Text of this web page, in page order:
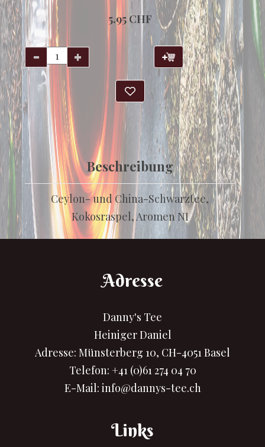
5.95 CHF
Beschreibung
Ceylon- und China-Schwarztee,
Kokosraspel, Aromen NI
Adresse
Danny's Tee
Heiniger Daniel
Adresse: Münsterberg 10, CH-4051 Basel
Telefon: +41 (0)61 274 04 70
E-Mail: info@dannys-tee.ch
Links